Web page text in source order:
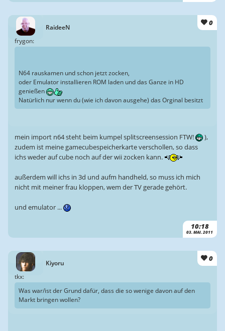
RaideeN
0
10:18
03. MAI. 2011
frygon:
N64 rauskamen und schon jetzt zocken,
oder Emulator installieren ROM laden und das Ganze in HD
genießen
Natürlich nur wenn du (wie ich davon ausgehe) das Orginal besitzt
mein import n64 steht beim kumpel splitscreensession FTW!
),
zudem ist meine gamecubespeicherkarte verschollen, so dass
ichs weder auf cube noch auf der wii zocken kann.
außerdem will ichs in 3d und aufm handheld, so muss ich mich
nicht mit meiner frau kloppen, wem der TV gerade gehört.
und emulator ...
Kiyoru
0
tkx:
Was war/ist der Grund dafür, dass die so wenige davon auf den
Markt bringen wollen?